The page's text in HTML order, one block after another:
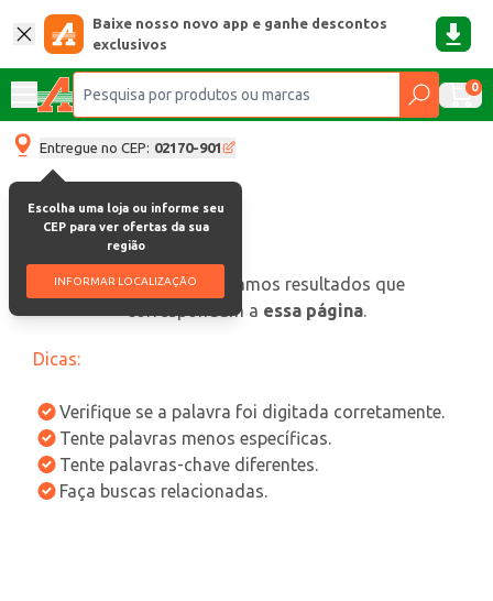
Baixe nosso novo app e ganhe descontos
exclusivos
0
Entregue no CEP: 02170-901
Escolha uma loja ou informe seu
CEP para ver ofertas da sua
região
INFORMAR LOCALIZAÇÃO
oops, não encontramos resultados que
correspondam a essa página.
Dicas:
Verifique se a palavra foi digitada corretamente.
Tente palavras menos específicas.
Tente palavras-chave diferentes.
Faça buscas relacionadas.